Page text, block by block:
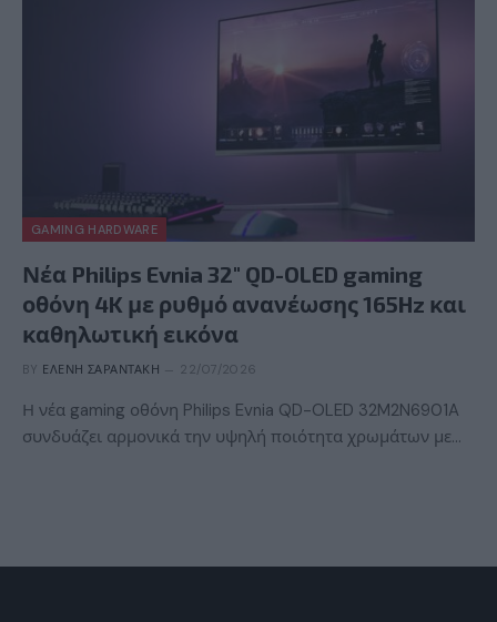
GAMING HARDWARE
Νέα Philips Evnia 32″ QD-OLED gaming
οθόνη 4K με ρυθμό ανανέωσης 165Hz και
καθηλωτική εικόνα
BY ΕΛΈΝΗ ΣΑΡΑΝΤΆΚΗ 22/07/2026
Η νέα gaming οθόνη Philips Evnia QD-OLED 32M2N6901A
συνδυάζει αρμονικά την υψηλή ποιότητα χρωμάτων με…